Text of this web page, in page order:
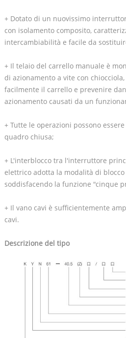
+ Dotato di un nuovissimo
con isolamento composito,
intercambiabilità e facile da
+ Il telaio del carrello manuale è
di azionamento a vite con
facilmente il carrello e prevenire
azionamento causati da un
+ Tutte le operazioni possono
quadro chiusa;
+ L'interblocco tra l'interruttore
elettrico adotta la modalità di
soddisfacendo la funzione "cinque
+ Il vano cavi è sufficientemente
cavi.
Descrizione del tipo